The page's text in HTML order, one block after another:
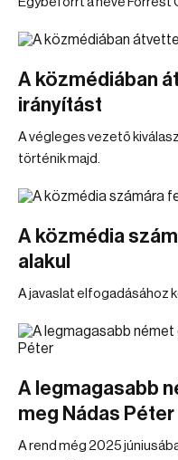
A közmédiában
irányítást
A végleges vezető
történik majd.
A közmédia
alakul
A javaslat elfogadásához
A legmagasabb
meg Nádas Péter
A rend még 2025